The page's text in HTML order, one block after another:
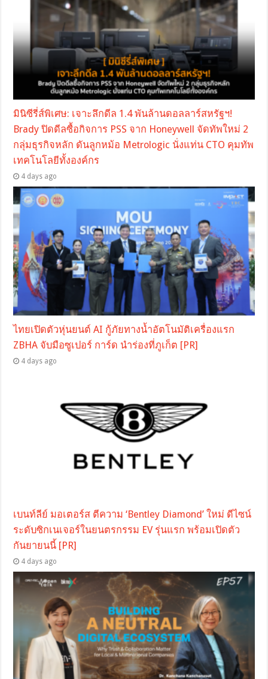
มินิซีรี่ส์พิเศษ: เจาะลึกดีล 1.4 พันล้านดอลลาร์สหรัฐฯ!
Brady ปิดดีลซื้อกิจการ PSS จาก Honeywell จัดทัพใหม่ 2
กลุ่มธุรกิจหลัก ดันลูกหม้อ Metrologic นั่งแท่น CTO คุมทัพ
เทคโนโลยีทั้งองค์กร
4 days ago
ไทยเปิดตัวหุ่นยนต์ AI กู้ภัยทางน้ำอัตโนมัติเครื่องแรก
ZBHA จับมือซูเปอร์ การ์ด นำร่องที่ภูเก็ต [PR]
4 days ago
เบนท์ลีย์ มอเตอร์ส ตีความ ‘Bentley Diamond’ ใหม่ ดีไซน์
ระดับซิกเนเจอร์ในยนตรกรรม EV รุ่นแรก พร้อมเปิดตัว
กันยายนนี้ [PR]
4 days ago